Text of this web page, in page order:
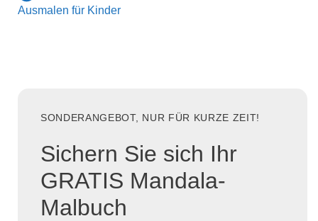
Ausmalen für Kinder
SONDERANGEBOT, NUR FÜR KURZE ZEIT!
Sichern Sie sich Ihr
GRATIS Mandala-
Malbuch